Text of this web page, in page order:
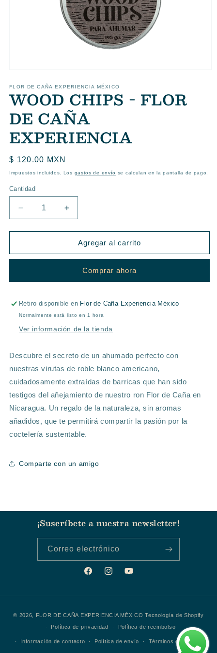
multimedia
1
en
ventana
modal
FLOR DE CAÑA EXPERIENCIA MÉXICO
WOOD CHIPS - FLOR
DE CAÑA
EXPERIENCIA
Precio
habitual
$ 120.00 MXN
Impuestos incluidos. Los gastos de envío se calculan en la pantalla de pago.
Cantidad
Reducir
cantidad
para
CHIPS
DE
EXPERIENCIA
Aumentar
cantidad
para
WOOD
CHIPS
FLOR
DE
EXPERIENCIA
Agregar al carrito
Comprar ahora
Retiro disponible en Flor de Caña Experiencia México
Normalmente está listo en 1 hora
Ver información de la tienda
Descubre el secreto de un ahumado perfecto con
nuestras virutas de roble blanco americano,
cuidadosamente extraídas de barricas que han sido
testigos del añejamiento de nuestro ron Flor de Caña en
Nicaragua. Un regalo de la naturaleza, sin aromas
añadidos, que te permitirá compartir la pasión por la
coctelería sustentable.
Comparte con un amigo
¡Suscríbete a nuestra newsletter!
Correo electrónico
FacebookInstagramYouTube
© 2026, FLOR DE CAÑA EXPERIENCIA MÉXICO Tecnología de Shopify
Política de privacidad
Política de reembolso
Información de contacto Política de envío Términos del servicio